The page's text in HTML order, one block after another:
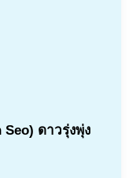
ดาวรุ่งพุ่ง